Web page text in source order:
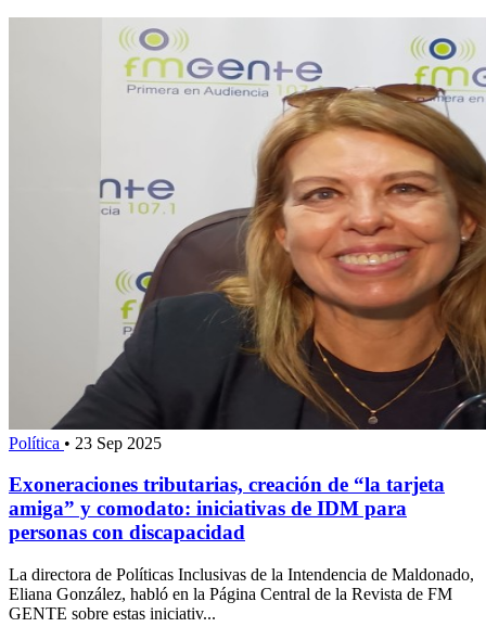
Política • 23 Sep 2025
Exoneraciones tributarias, creación de “la tarjeta
amiga” y comodato: iniciativas de IDM para
personas con discapacidad
La directora de Políticas Inclusivas de la Intendencia de Maldonado,
Eliana González, habló en la Página Central de la Revista de FM
GENTE sobre estas iniciativ...